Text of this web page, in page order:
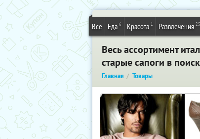
Все Еда 6 Красота 1 Развлечения 25
Весь ассортимент
старые сапоги в
Главная Товары